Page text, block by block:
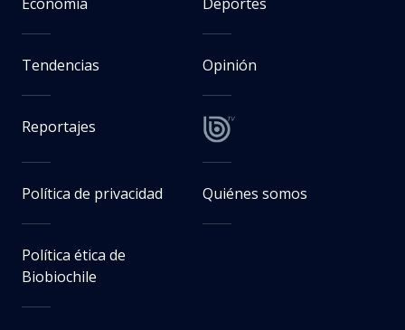
Tendencias Opinión
Reportajes
Política de privacidad Quiénes somos
Política ética de
Biobiochile